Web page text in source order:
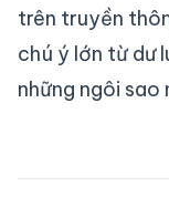
trên truyền
chú ý lớn từ dư
những ngôi sao